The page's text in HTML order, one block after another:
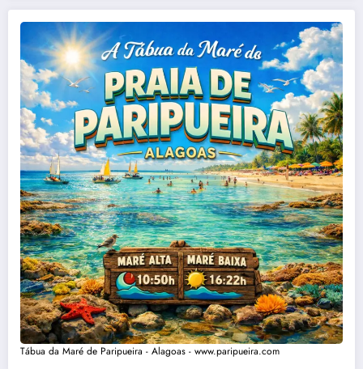
Tábua da Maré de Paripueira - Alagoas - www.paripueira.com